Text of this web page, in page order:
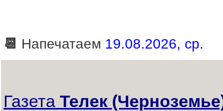
📆 Напечатаем 19.08.2026, ср.
Газета Телек